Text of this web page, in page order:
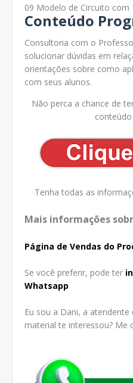
09 Modelo de Circuito com
Conteúdo
Consultoria com o
solucionar dúvidas em
orientações sobre como
com seus alunos.
Não perca a chance de
Tenha todas as
Mais informações
Página de Vendas do
Se você preferir, pode ter
Whatsapp
Eu sou a Dani, a atendente
material te interessou? Me